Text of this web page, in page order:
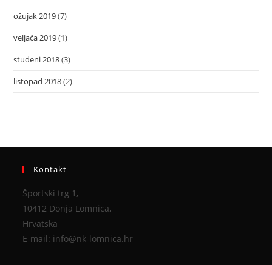
ožujak 2019(7)
veljača 2019(1)
studeni 2018(3)
listopad 2018(2)
Kontakt
Športski trg 1,
10412 Donja Lomnica,
Hrvatska
E-mail: info@nk-lomnica.hr